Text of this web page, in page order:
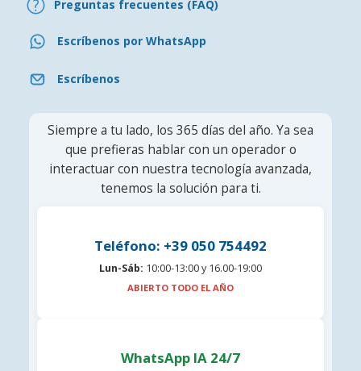
Preguntas frecuentes (FAQ)
Escríbenos por WhatsApp
Escríbenos
Siempre a tu lado, los 365 días del año. Ya sea
que prefieras hablar con un operador o
interactuar con nuestra tecnología avanzada,
tenemos la solución para ti.
Teléfono: +39 050 754492
Lun-Sáb: 10:00-13:00 y 16.00-19:00
ABIERTO TODO EL AÑO
WhatsApp IA 24/7